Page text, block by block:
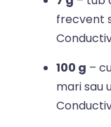
frecvent
100 g –
mari sau